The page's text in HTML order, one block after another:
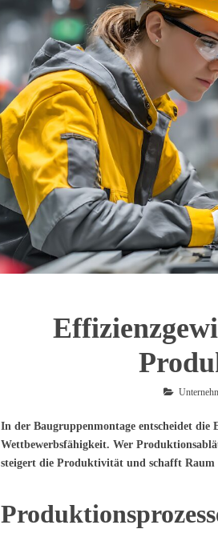
In der Baugruppenmontage entscheidet
Wettbewerbsfähigkeit. Wer
steigert die Produktivität und schafft Raum